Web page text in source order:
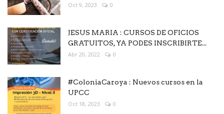
Oct 9, 2023 0
JESUS MARIA : CURSOS DE OFICIOS
GRATUITOS, YA PODES INSCRIBIRTE...
Abr 20, 2022 0
#ColoniaCaroya : Nuevos cursos en la
UPCC
Oct 18, 2023 0